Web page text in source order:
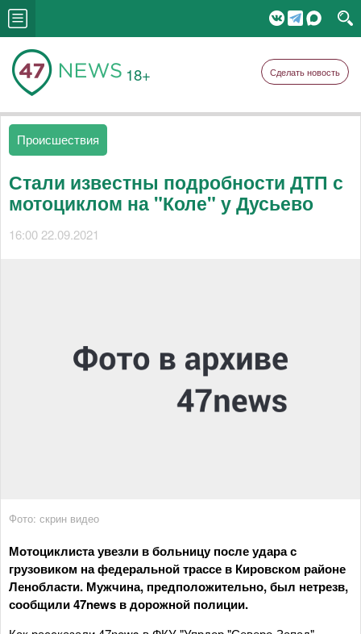
18+ Сделать новость
Происшествия
Стали известны подробности ДТП с
мотоциклом на "Коле" у Дусьево
16:00 22.09.2021
Фото: скрин видео
Мотоциклиста увезли в больницу после удара с
грузовиком на федеральной трассе в Кировском районе
Ленобласти. Мужчина, предположительно, был нетрезв,
сообщили 47news в дорожной полиции.